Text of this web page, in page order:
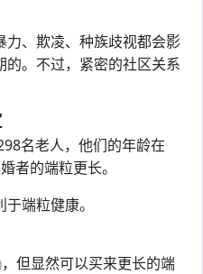
、欺凌、种族歧视都会影
。不过，紧密的社区关系
名老人，他们的年龄在
者的端粒更长。
端粒健康。
，但显然可以买来更长的端